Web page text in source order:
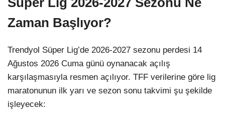
Zaman Başlıyor?
Trendyol Süper Lig’de 2026-2027 sezonu perdesi 14
Ağustos 2026 Cuma günü oynanacak açılış
karşılaşmasıyla resmen açılıyor. TFF verilerine göre lig
maratonunun ilk yarı ve sezon sonu takvimi şu şekilde
işleyecek: